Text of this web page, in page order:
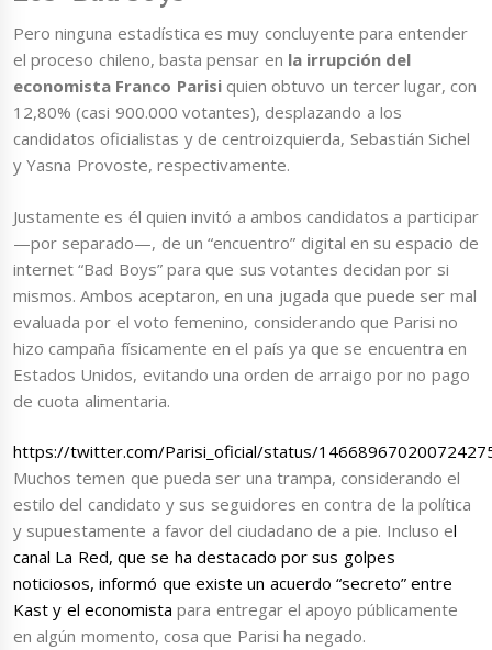
Pero ninguna estadística es muy concluyente para entender
el proceso chileno, basta pensar en la irrupción del
economista Franco Parisiquien obtuvo un tercer lugar, con
12,80% (casi 900.000 votantes), desplazando a los
candidatos oficialistas y de centroizquierda, Sebastián Sichel
y Yasna Provoste, respectivamente.
Justamente es él quien invitó a ambos candidatos a participar
—por separado—, de un “encuentro” digital en su espacio de
internet “Bad Boys” para que sus votantes decidan por si
mismos. Ambos aceptaron, en una jugada que puede ser mal
evaluada por el voto femenino, considerando que Parisi no
hizo campaña físicamente en el país ya que se encuentra en
Estados Unidos, evitando una orden de arraigo por no pago
de cuota alimentaria.
https://twitter.com/Parisi_oficial/status/
Muchos temen que pueda ser una trampa, considerando el
estilo del candidato y sus seguidores en contra de la política
y supuestamente a favor del ciudadano de a pie. Incluso el
canal La Red, que se ha destacado por sus golpes
noticiosos, informó que existe un acuerdo “secreto” entre
Kast y el economista para entregar el apoyo públicamente
en algún momento, cosa que Parisi ha negado.